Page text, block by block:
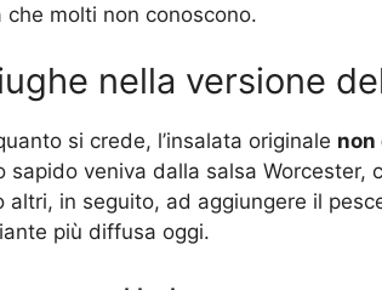
molti non conoscono.
nella versione
si crede, l’insalata originale non
sapido veniva dalla salsa Worcester,
altri, in seguito, ad aggiungere il
più diffusa oggi.